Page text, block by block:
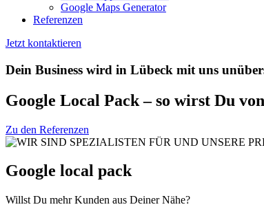
Google Maps Generator
Referenzen
Jetzt kontaktieren
Dein Business wird in Lübeck mit uns
Google Local Pack – so wirst Du
Zu den Referenzen
Google local pack
Willst Du mehr Kunden aus Deiner Nähe?